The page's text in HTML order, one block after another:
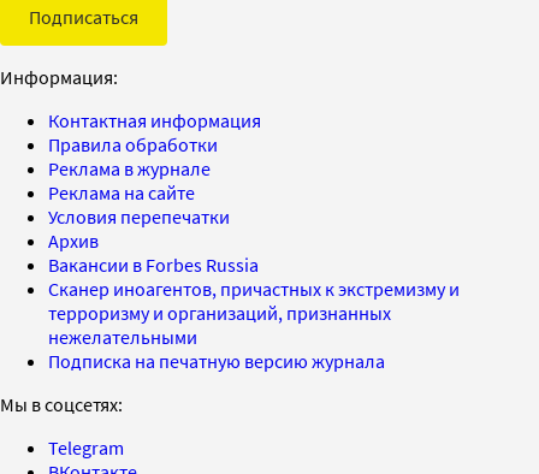
Подписаться
Информация:
Контактная информация
Правила обработки
Реклама в журнале
Реклама на сайте
Условия перепечатки
Архив
Вакансии в Forbes Russia
Сканер иноагентов, причастных к экстремизму и
терроризму и организаций, признанных
нежелательными
Подписка на печатную версию журнала
Мы в соцсетях:
Telegram